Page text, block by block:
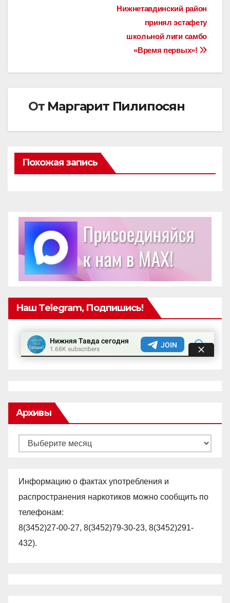
Нижнетавдинский район
принял эстафету
школьной лиги самбо
«Время первых»!
От Маргарит Пилипосян
Похожая запись
Наш Telegram, Подпишись!
Архивы
Архивы
Информацию о фактах употребления и
распространения наркотиков можно сообщить по
телефонам:
8(3452)27-00-27, 8(3452)79-30-23, 8(3452)291-
432).